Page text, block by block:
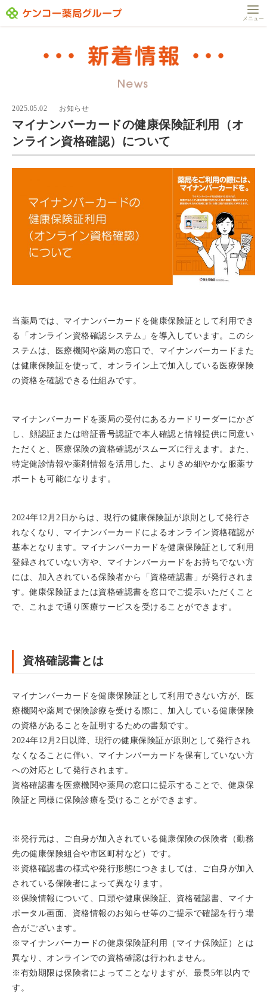
メニュー
2025.05.02 お知らせ
マイナンバーカードの健康保険証利用（オ
ンライン資格確認）について
当薬局では、マイナンバーカードを健康保険証として利用でき
る「 オンライン資格確認システム」を導入しています。
このシ
ステムは、医療機関や薬局の窓口で、 マイナンバーカードまた
は健康保険証を使って、 オンライン上で加入している医療保険
の資格を確認できる仕組みです。
マイナンバーカードを薬局の受付にあるカードリーダーにかざ
し、 顔認証または暗証番号認証で本人確認と情報提供に同意い
ただくと
、医療保険の資格確認がスムーズに行えます。また、
特定健診情報や薬剤情報を活用した、
よりきめ細やかな服薬サ
ポートも可能になります。
2024年12月2日からは、 現行の健康保険証が原則として発行さ
れなくなり、 マイナンバーカードによるオンライン資格確認が
基本となります。 マイナンバーカードを健康保険証として利用
登録されていない方や 、マイナンバーカードをお持ちでない方
には、 加入されている保険者から「資格確認書」が発行されま
す。 健康保険証または資格確認書を窓口でご提示いただくこと
で、
これまで通り医療サービスを受けることができます。
資格確認書とは
マイナンバーカードを健康保険証として利用できない方が、
医
療機関や薬局で保険診療を受ける際に、 加入している健康保険
の資格があることを証明するための書類です 。
2024年12月2日以降、 現行の健康保険証が原則として発行され
なくなることに伴い、 マイナンバーカードを保有していない方
への対応として発行されま す。
資格確認書を医療機関や薬局の窓口に提示することで、 健康保
険証と同様に保険診療を受けることができます。
※発行元は、ご自身が加入されている健康保険の保険者（勤務
先の健康保険組合や市区町村など）です。
※資格確認書の様式や発行形態につきましては、
ご自身が加入
されている保険者によって異なります。
※保険情報について、口頭や健康保険証、資格確認書、 マイナ
ポータル画面、 資格情報のお知らせ等のご提示で確認を行う場
合がございます。
※マイナンバーカードの健康保険証利用（マイナ保険証）
とは
異なり、オンラインでの資格確認は行われません。
※有効期限は保険者によってことなりますが、最長5年以内で
す。